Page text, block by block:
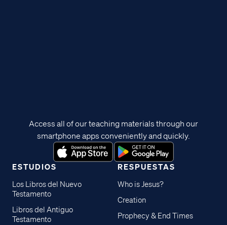
ESTUDIOS
Los Libros del Nuevo
Testamento
Libros del Antiguo
Testamento
RESPUESTAS
Who is Jesus?
Creation
Prophecy & End Times
Access all of our teaching materials through our
smartphone apps conveniently and quickly.